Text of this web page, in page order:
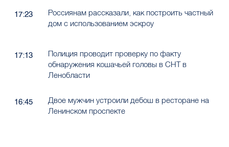
17:23
Россиянам рассказали, как построить частный
дом с использованием эскроу
17:13
Полиция проводит проверку по факту
обнаружения кошачьей головы в СНТ в
Ленобласти
16:45
Двое мужчин устроили дебош в ресторане на
Ленинском проспекте